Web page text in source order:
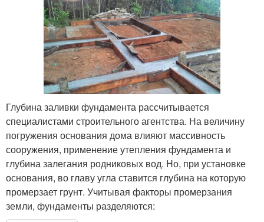
Глубина заливки фундамента рассчитывается
специалистами строительного агентства. На величину
погружения основания дома влияют массивность
сооружения, применение утепления фундамента и
глубина залегания родниковых вод. Но, при установке
основания, во главу угла ставится глубина на которую
промерзает грунт. Учитывая факторы промерзания
земли, фундаменты разделяются: